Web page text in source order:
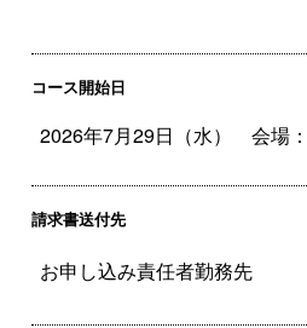
コース開始日
請求書送付先